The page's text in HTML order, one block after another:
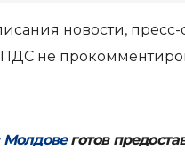
новости,
не
готов